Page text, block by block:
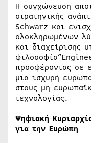
Η συγχώνευση
στρατηγικής
Schwarz και
ολοκληρωμένων
και διαχείρισης
προσφέροντας σε
μια ισχυρή
στους μη
τεχνολογίας.
Ψηφιακή
για την Ευρώπη